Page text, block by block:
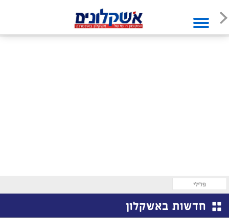
פלילי
חדשות באשקלון